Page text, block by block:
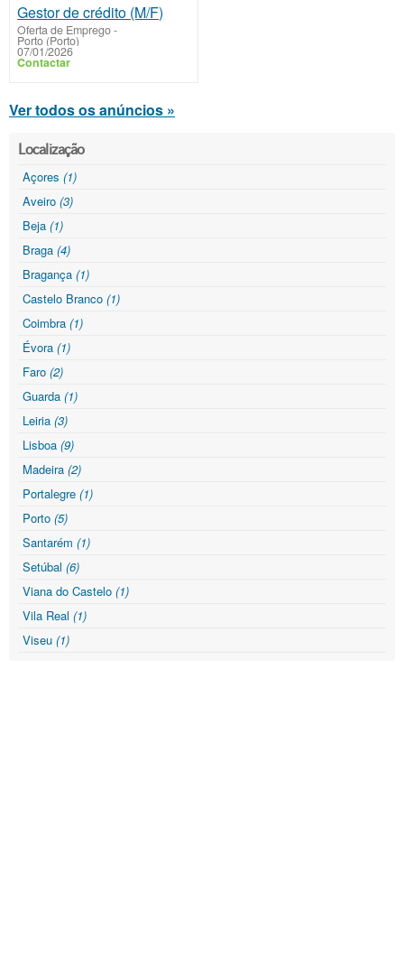
Gestor de crédito (M/F)
Oferta de Emprego-
Porto (Porto)
07/01/2026
Contactar
Ver todos os anúncios »
Localização
Açores (1)
Aveiro (3)
Beja (1)
Braga (4)
Bragança (1)
Castelo Branco (1)
Coimbra (1)
Évora (1)
Faro (2)
Guarda (1)
Leiria (3)
Lisboa (9)
Madeira (2)
Portalegre (1)
Porto (5)
Santarém (1)
Setúbal (6)
Viana do Castelo (1)
Vila Real (1)
Viseu (1)